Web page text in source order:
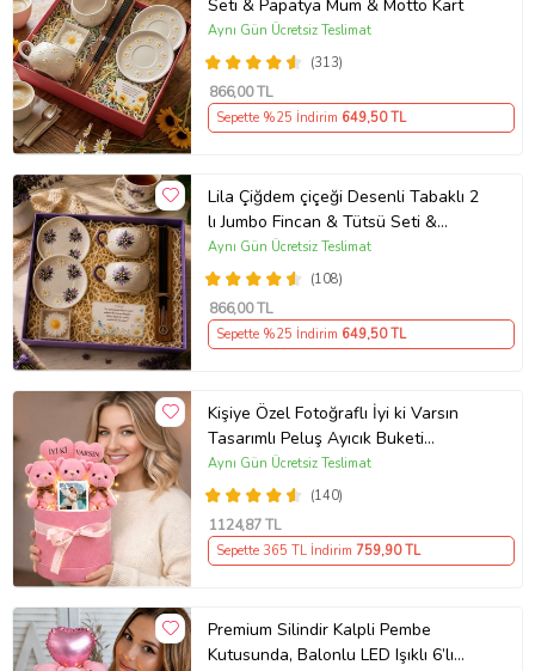
Seti & Papatya Mum & Motto Kart
(313)
Aynı Gün Ücretsiz Teslimat
866,00 TL
Sepette %25 İndirim 649,50 TL
Lila Çiğdem çiçeği Desenli Tabaklı 2
lı Jumbo Fincan & Tütsü Seti &
Papatya Mum &
(108)
Aynı Gün Ücretsiz Teslimat
866,00 TL
Sepette %25 İndirim 649,50 TL
Kişiye Özel Fotoğraflı İyi ki Varsın
Tasarımlı Peluş Ayıcık Buketi
(Pembe)
(140)
Aynı Gün Ücretsiz Teslimat
1124,87 TL
Sepette 365 TL İndirim 759,90 TL
Premium Silindir Kalpli Pembe
Kutusunda, Balonlu LED Işıklı 6’lı